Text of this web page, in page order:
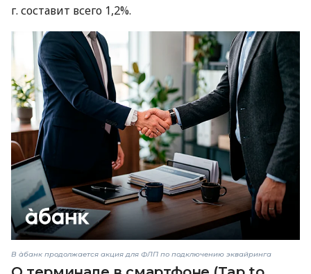
г. составит всего 1,2%.
В àбанк продолжается акция для ФЛП по подключению эквайринга